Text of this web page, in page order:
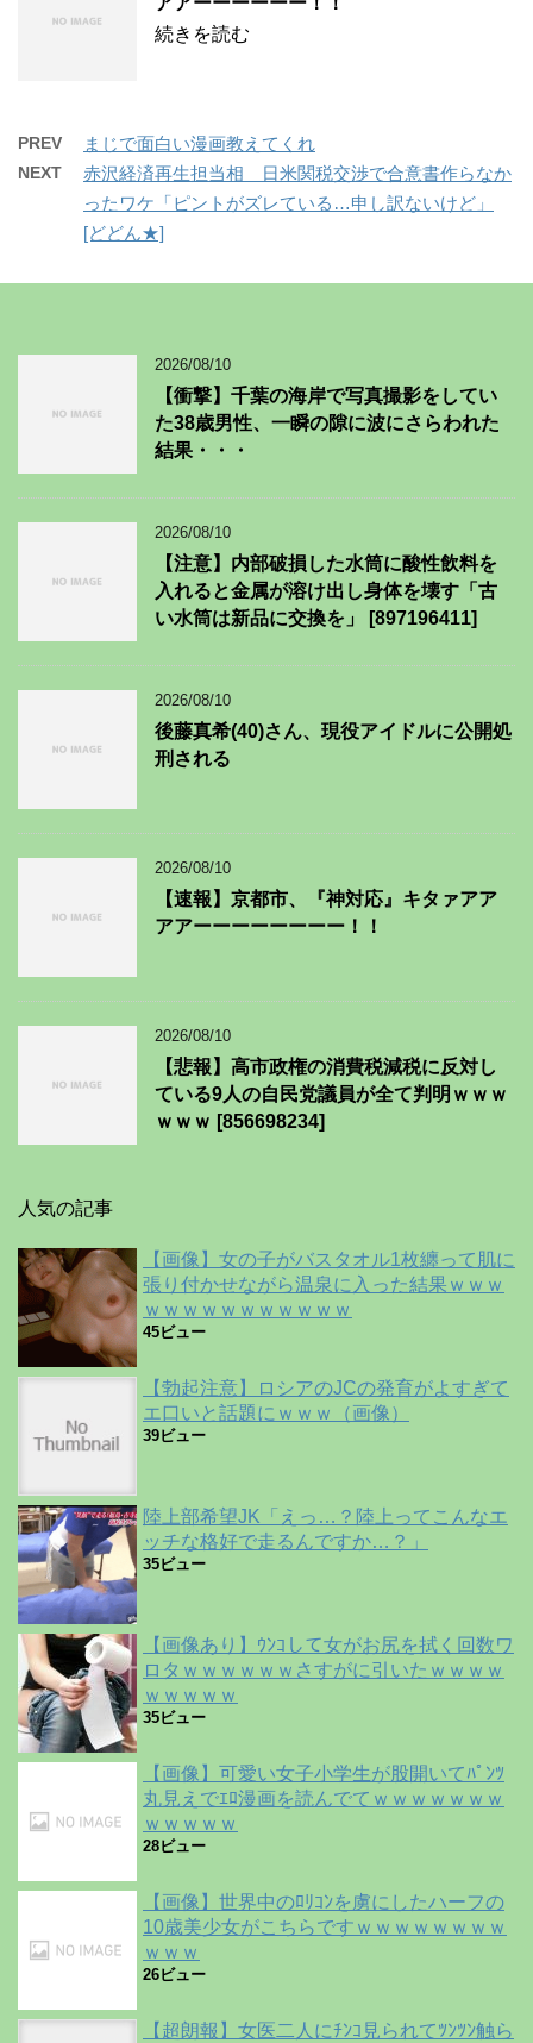
続きを読む
PREV まじで面白い漫画教えてくれ
NEXT
赤沢経済再生担当相 日米関税交渉で合意書作らなか
ったワケ「ピントがズレている…申し訳ないけど」
[どどん★]
2026/08/10
【衝撃】千葉の海岸で写真撮影をしてい
た38歳男性、一瞬の隙に波にさらわれた
結果・・・
2026/08/10
【注意】内部破損した水筒に酸性飲料を
入れると金属が溶け出し身体を壊す「古
い水筒は新品に交換を」 [897196411]
2026/08/10
後藤真希(40)さん、現役アイドルに公開処
刑される
2026/08/10
【速報】京都市、『神対応』キタァアア
アアーーーーーーーー！！
2026/08/10
【悲報】高市政権の消費税減税に反対し
ている9人の自民党議員が全て判明ｗｗｗ
ｗｗｗ [856698234]
人気の記事
【画像】女の子がバスタオル1枚纏って肌に
張り付かせながら温泉に入った結果ｗｗｗ
ｗｗｗｗｗｗｗｗｗｗｗ
45ビュー
【勃起注意】ロシアのJCの発育がよすぎて
エ口いと話題にｗｗｗ（画像）
39ビュー
陸上部希望JK「えっ…？陸上ってこんなエ
ッチな格好で走るんですか…？」
35ビュー
【画像あり】ｳﾝｺして女がお尻を拭く回数ワ
ロタｗｗｗｗｗｗさすがに引いたｗｗｗｗ
ｗｗｗｗｗ
35ビュー
【画像】可愛い女子小学生が股開いてﾊﾟﾝﾂ
丸見えでｴﾛ漫画を読んでてｗｗｗｗｗｗｗ
ｗｗｗｗｗ
28ビュー
【画像】世界中のﾛﾘｺﾝを虜にしたハーフの
10歳美少女がこちらですｗｗｗｗｗｗｗｗ
ｗｗｗ
26ビュー
【超朗報】女医二人にﾁﾝｺ見られてﾂﾝﾂﾝ触ら